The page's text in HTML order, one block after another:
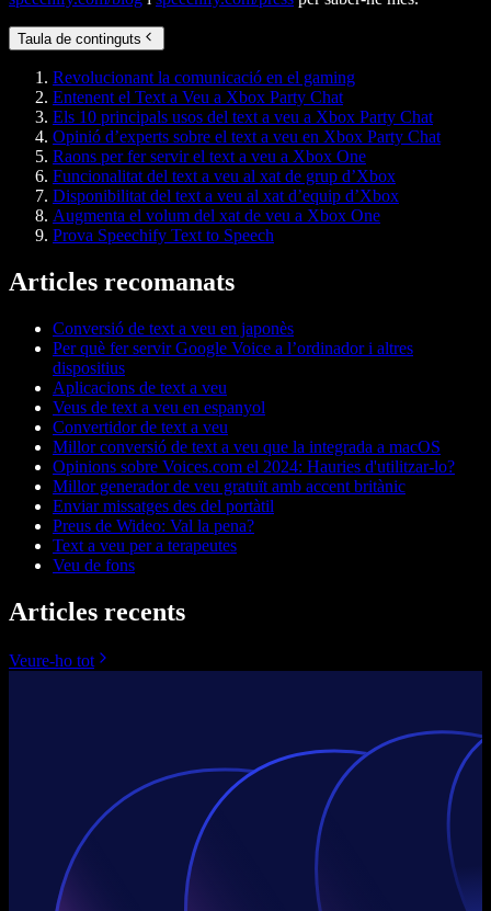
Taula de continguts
Revolucionant la comunicació en el gaming
Entenent el Text a Veu a Xbox Party Chat
Els 10 principals usos del text a veu a Xbox Party Chat
Opinió d’experts sobre el text a veu en Xbox Party Chat
Raons per fer servir el text a veu a Xbox One
Funcionalitat del text a veu al xat de grup d’Xbox
Disponibilitat del text a veu al xat d’equip d’Xbox
Augmenta el volum del xat de veu a Xbox One
Prova Speechify Text to Speech
Articles recomanats
Conversió de text a veu en japonès
Per què fer servir Google Voice a l’ordinador i altres
dispositius
Aplicacions de text a veu
Veus de text a veu en espanyol
Convertidor de text a veu
Millor conversió de text a veu que la integrada a macOS
Opinions sobre Voices.com el 2024: Hauries d'utilitzar-lo?
Millor generador de veu gratuït amb accent britànic
Enviar missatges des del portàtil
Preus de Wideo: Val la pena?
Text a veu per a terapeutes
Veu de fons
Articles recents
Veure-ho tot